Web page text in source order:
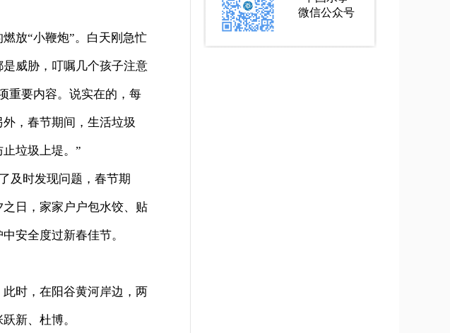
放“小鞭炮”。白天刚急忙
威胁，叮嘱几个孩子注意
重要内容。说实在的，每
，春节期间，生活垃圾
垃圾上堤。”
及时发现问题，春节期
日，家家户户包水饺、贴
安全度过新春佳节。
时，在阳谷黄河岸边，两
新、杜博。